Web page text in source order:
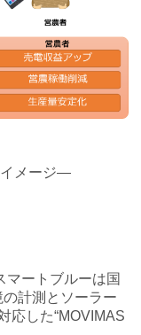
メージ―
マートブルーは国
計測とソーラー
応した“MOVIMAS